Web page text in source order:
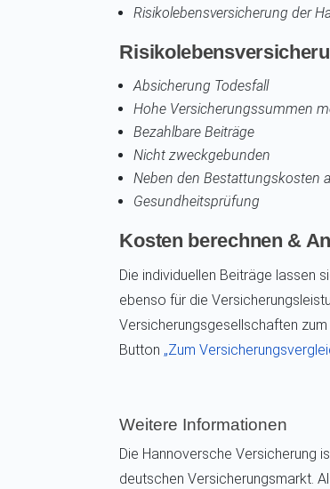
Risikolebensversicherung der
Absicherung Todesfall
Hohe Versicherungssummen
Bezahlbare Beiträge
Nicht zweckgebunden
Neben den Bestattungskosten
Gesundheitsprüfung
Kosten berechnen &
Die individuellen Beiträge lassen
ebenso für die
Versicherungsgesellschaften
Button „Zum
Weitere Informationen
Die Hannoversche Versicherung
deutschen Versicherungsmarkt.